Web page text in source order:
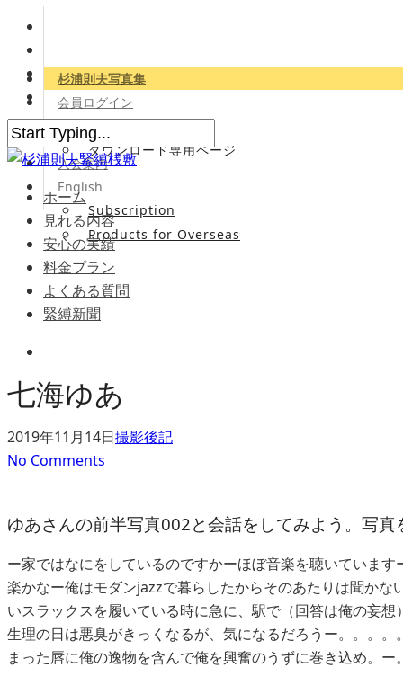
杉浦則夫写真集
会員ログイン
会員専用サイト
ダウンロード専用ページ
入会案内
English
Subscription
Products for Overseas
ホーム
見れる内容
安心の実績
料金プラン
よくある質問
緊縛新聞
七海ゆあ
2019年11月14日撮影後記
No Comments
ゆあさんの前半写真002と会話をしてみよう。写
ー家ではなにをしているのですかーほぼ音楽を聴いていま
楽かなー俺はモダンjazzで暮らしたからそのあたりは聞か
いスラックスを履いている時に急に、駅で（回答は俺の妄想）
生理の日は悪臭がきっくなるが、気になるだろうー。。。
まった唇に俺の逸物を含んで俺を興奮のうずに巻き込め。